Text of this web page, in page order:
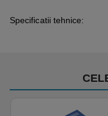
Specificatii tehnice: